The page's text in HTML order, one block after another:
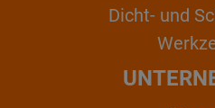
Dicht- und